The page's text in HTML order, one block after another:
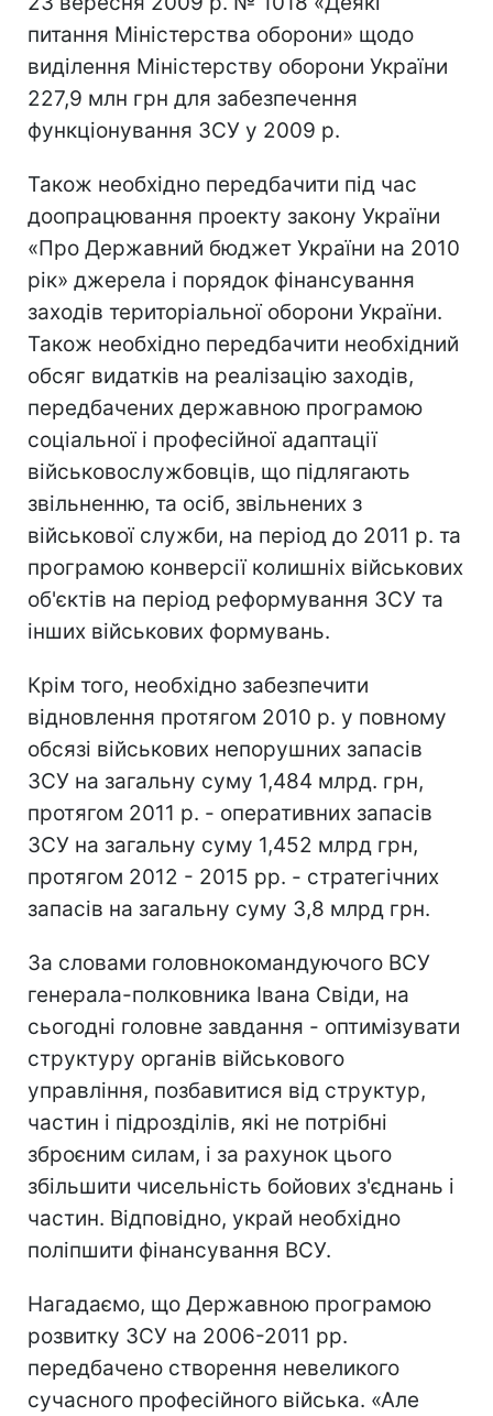
питання Міністерства оборони» щодо
виділення Міністерству оборони України
227,9 млн грн для забезпечення
функціонування ЗСУ у 2009 р.
Також необхідно передбачити під час
доопрацювання проекту закону України
«Про Державний бюджет України на 2010
рік» джерела і порядок фінансування
заходів територіальної оборони України.
Також необхідно передбачити необхідний
обсяг видатків на реалізацію заходів,
передбачених державною програмою
соціальної і професійної адаптації
військовослужбовців, що підлягають
звільненню, та осіб, звільнених з
військової служби, на період до 2011 р. та
програмою конверсії колишніх військових
об'єктів на період реформування ЗСУ та
інших військових формувань.
Крім того, необхідно забезпечити
відновлення протягом 2010 р. у повному
обсязі військових непорушних запасів
ЗСУ на загальну суму 1,484 млрд. грн,
протягом 2011 р. - оперативних запасів
ЗСУ на загальну суму 1,452 млрд грн,
протягом 2012 - 2015 рр. - стратегічних
запасів на загальну суму 3,8 млрд грн.
За словами головнокомандуючого ВСУ
генерала-полковника Івана Свіди, на
сьогодні головне завдання - оптимізувати
структуру органів військового
управління, позбавитися від структур,
частин і підрозділів, які не потрібні
зброєним силам, і за рахунок цього
збільшити чисельність бойових з'єднань і
частин. Відповідно, украй необхідно
поліпшити фінансування ВСУ.
Нагадаємо, що Державною програмою
розвитку ЗСУ на 2006-2011 рр.
передбачено створення невеликого
сучасного професійного війська. «Але